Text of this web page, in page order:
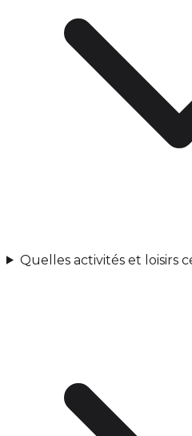
Quelles activités et loisirs